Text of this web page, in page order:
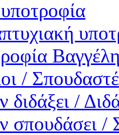
/
διδάξει /
σπουδάσει /